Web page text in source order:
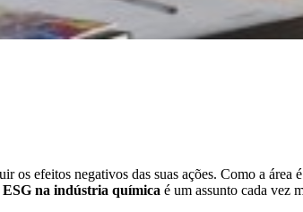
efeitos negativos das suas ações. Como a
ESG na indústria química é um assunto cada vez